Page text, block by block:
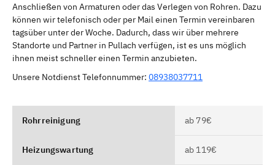
Anschließen von Armaturen oder das Verlegen von Rohren. Dazu
können wir telefonisch oder per Mail einen Termin vereinbaren
tagsüber unter der Woche. Dadurch, dass wir über mehrere
Standorte und Partner in Pullach verfügen, ist es uns möglich
ihnen meist schneller einen Termin anzubieten.
Unsere Notdienst Telefonnummer: 08938037711
Rohrreinigung ab 79€
Heizungswartung ab 119€